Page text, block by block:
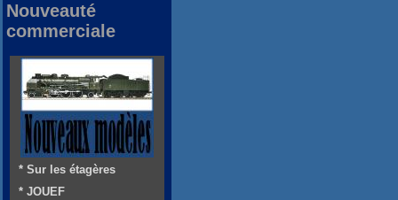
Nouveauté
commerciale
* Sur les étagères
* JOUEF